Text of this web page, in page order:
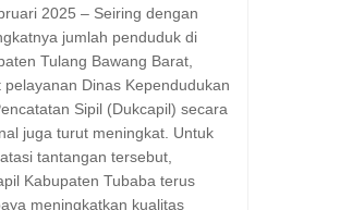
2025 – Seiring dengan
jumlah penduduk di
Tulang Bawang Barat,
pelayanan Dinas Kependudukan
Sipil (Dukcapil) secara
juga turut meningkat. Untuk
tantangan tersebut,
Kabupaten Tubaba terus
meningkatkan kualitas